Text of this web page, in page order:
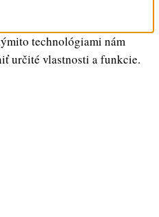
technológiami nám
určité vlastnosti a funkcie.